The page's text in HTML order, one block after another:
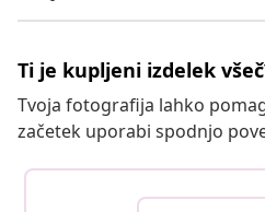
Ti je kupljeni izdelek
Tvoja fotografija lahko
začetek uporabi spodnjo